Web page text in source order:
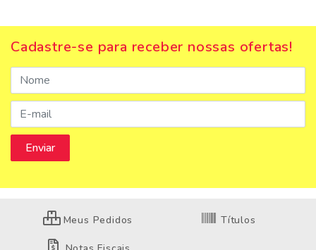
Cadastre-se para receber nossas ofertas!
Meus Pedidos Títulos